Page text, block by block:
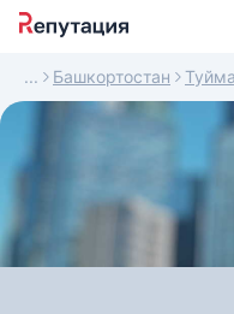
Башкортостан